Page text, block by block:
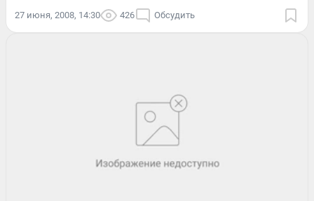
27 июня, 2008, 14:30 426 Обсудить